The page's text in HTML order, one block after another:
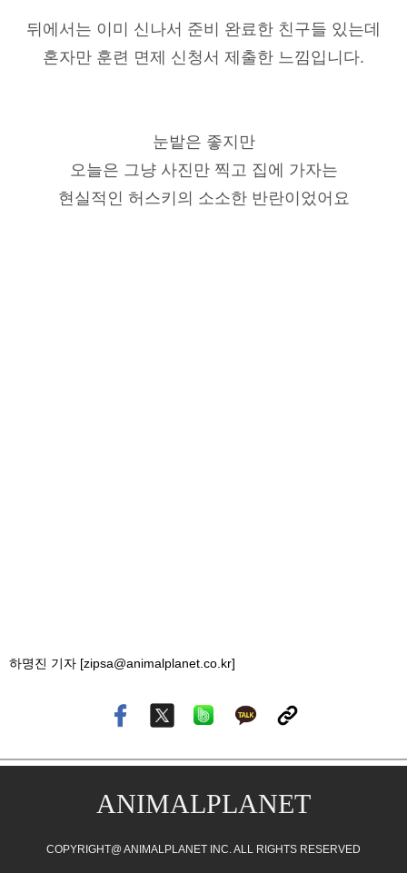
뒤에서는 이미 신나서 준비 완료한 친구들 있는데
혼자만 훈련 면제 신청서 제출한 느낌입니다.
눈밭은 좋지만
오늘은 그냥 사진만 찍고 집에 가자는
현실적인 허스키의 소소한 반란이었어요
하명진 기자 [zipsa@animalplanet.co.kr]
ANIMALPLANET
COPYRIGHT@ ANIMALPLANET INC. ALL RIGHTS RESERVED